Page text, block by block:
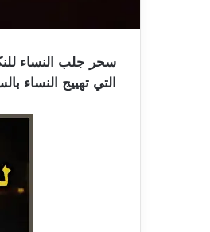
سحر جلب النساء
التي تهييج النساء